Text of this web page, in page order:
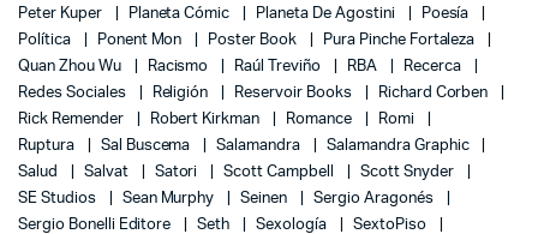
Peter Kuper
Planeta Cómic Planeta De Agostini
Poesía
Política
Ponent Mon Poster Book
Pura Pinche Fortaleza
Quan Zhou Wu
Racismo Raúl Treviño RBA
Recerca
Redes Sociales
Religión Reservoir Books
Richard Corben
Rick Remender
Robert Kirkman Romance
Romi
Ruptura
Sal Buscema Salamandra
Salamandra Graphic
Salud
Salvat Satori Scott Campbell
Scott Snyder
SE Studios
Sean Murphy Seinen
Sergio Aragonés
Sergio Bonelli Editore
Seth Sexología
SextoPiso